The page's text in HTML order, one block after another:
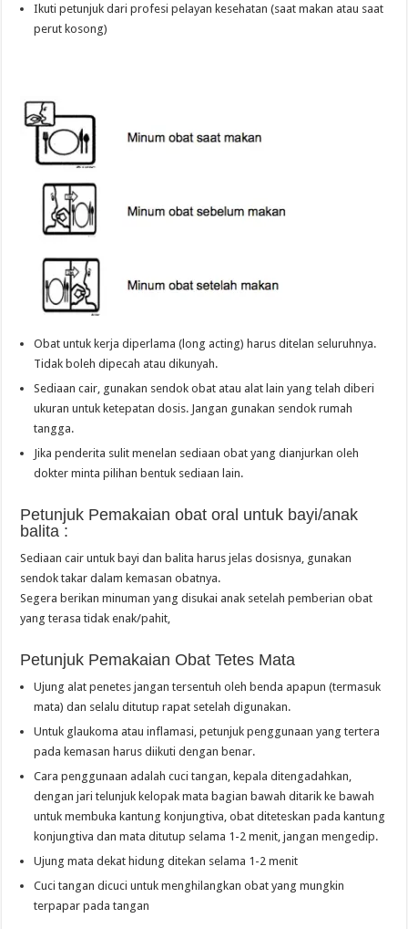
Ikuti petunjuk dari profesi pelayan kesehatan (saat makan atau saat
perut kosong)
Obat untuk kerja diperlama (long acting) harus ditelan seluruhnya.
Tidak boleh dipecah atau dikunyah.
Sediaan cair, gunakan sendok obat atau alat lain yang telah diberi
ukuran untuk ketepatan dosis. Jangan gunakan sendok rumah
tangga.
Jika penderita sulit menelan sediaan obat yang dianjurkan oleh
dokter minta pilihan bentuk sediaan lain.
Petunjuk Pemakaian obat oral untuk bayi/anak
balita :
Sediaan cair untuk bayi dan balita harus jelas dosisnya, gunakan
sendok takar dalam kemasan obatnya.
Segera berikan minuman yang disukai anak setelah pemberian obat
yang terasa tidak enak/pahit,
Petunjuk Pemakaian Obat Tetes Mata
Ujung alat penetes jangan tersentuh oleh benda apapun (termasuk
mata) dan selalu ditutup rapat setelah digunakan.
Untuk glaukoma atau inflamasi, petunjuk penggunaan yang tertera
pada kemasan harus diikuti dengan benar.
Cara penggunaan adalah cuci tangan, kepala ditengadahkan,
dengan jari telunjuk kelopak mata bagian bawah ditarik ke bawah
untuk membuka kantung konjungtiva, obat diteteskan pada kantung
konjungtiva dan mata ditutup selama 1-2 menit, jangan mengedip.
Ujung mata dekat hidung ditekan selama 1-2 menit
Cuci tangan dicuci untuk menghilangkan obat yang mungkin
terpapar pada tangan